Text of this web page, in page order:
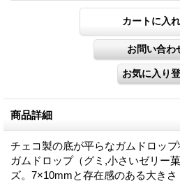
商品詳細
チェコ製の底が平らなガムドロップ
ガムドロップ（グミ,小さいゼリー
ズ。7×10mmと存在感のある大きさ